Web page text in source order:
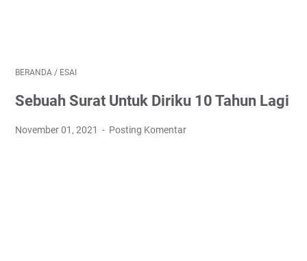
BERANDA / ESAI
Sebuah Surat Untuk Diriku 10 Tahun Lagi
November 01, 2021 Posting Komentar